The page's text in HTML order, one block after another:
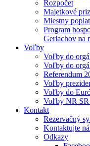
Rozpočet
Majetkové
Miestny
Program
Gerlachov na
Voľby
Voľby do
Voľby do
Referendum
Voľby
Voľby do
Voľby NR SR
Kontakt
Rezervačný
Kontaktujte
Odkazy